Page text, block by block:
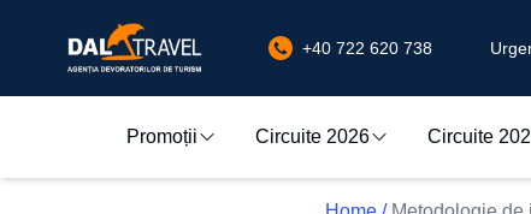
+40 722 620 738
Promoții Circuite 2026 Circuite